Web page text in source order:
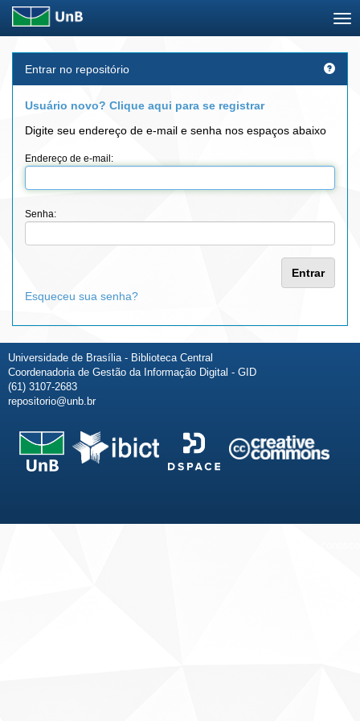
navigationEntrar no repositório
Usuário novo? Clique aqui para se registrar
Digite seu endereço de e-mail e senha nos espaços abaixo
Endereço de e-mail:
Senha:
Esqueceu sua senha?
Universidade de Brasília - Biblioteca Central
Coordenadoria de Gestão da Informação Digital - GID
(61) 3107-2683
repositorio@unb.br